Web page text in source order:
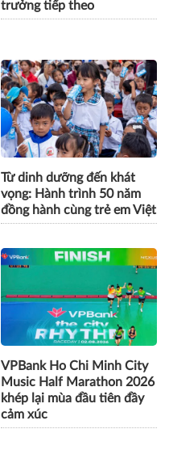
Cách Masan kiến tạo nội
lực cho chặng đường tăng
trưởng tiếp theo
Từ dinh dưỡng đến khát
vọng: Hành trình 50 năm
đồng hành cùng trẻ em Việt